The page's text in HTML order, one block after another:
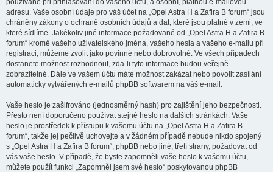
používané při přihlašování do vašeho účtu, a osobní, platnou e-mailovou
adresu. Vaše osobní údaje pro váš účet na „Opel Astra H a Zafira B forum“ jsou
chráněny zákony o ochraně osobních údajů a dat, které jsou platné v zemi, ve
které sídlíme. Jakékoliv jiné informace požadované od „Opel Astra H a Zafira B
forum“ kromě vašeho uživatelského jména, vašeho hesla a vašeho e-mailu při
registraci, můžeme zvolit jako povinné nebo dobrovolné. Ve všech případech
dostanete možnost rozhodnout, zda-li tyto informace budou veřejně
zobrazitelné. Dále ve vašem účtu máte možnost zakázat nebo povolit zasílání
automaticky vytvářených e-mailů phpBB softwarem na váš e-mail.
Vaše heslo je zašifrováno (jednosměrný hash) pro zajištění jeho bezpečnosti.
Přesto není doporučeno používat stejné heslo na dalších stránkách. Vaše
heslo je prostředek k přístupu k vašemu účtu na „Opel Astra H a Zafira B
forum“, takže jej pečlivě uchovejte a v žádném případě nebude nikdo spojený
s „Opel Astra H a Zafira B forum“, phpBB nebo jiné, třetí strany, požadovat od
vás vaše heslo. V případě, že byste zapomněli vaše heslo k vašemu účtu,
můžete použít funkci „Zapomněl jsem své heslo“ poskytovanou phpBB